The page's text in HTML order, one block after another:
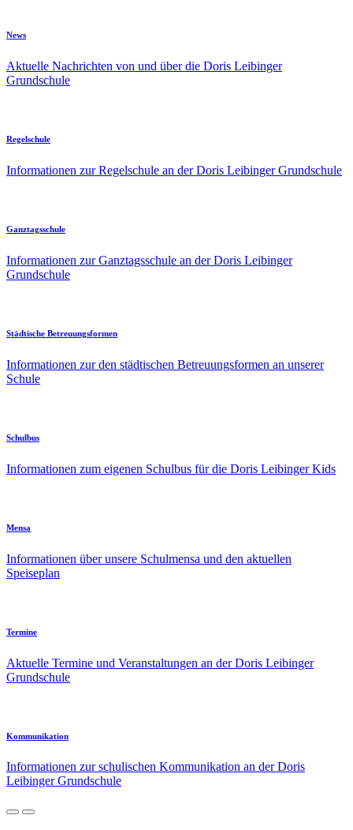
News
Aktuelle Nachrichten von und über die Doris Leibinger
Grundschule
Regelschule
Informationen zur Regelschule an der Doris Leibinger Grundschule
Ganztagsschule
Informationen zur Ganztagsschule an der Doris Leibinger
Grundschule
Städtische Betreuungsformen
Informationen zur den städtischen Betreuungsformen an unserer
Schule
Schulbus
Informationen zum eigenen Schulbus für die Doris Leibinger Kids
Mensa
Informationen über unsere Schulmensa und den aktuellen
Speiseplan
Termine
Aktuelle Termine und Veranstaltungen an der Doris Leibinger
Grundschule
Kommunikation
Informationen zur schulischen Kommunikation an der Doris
Leibinger Grundschule